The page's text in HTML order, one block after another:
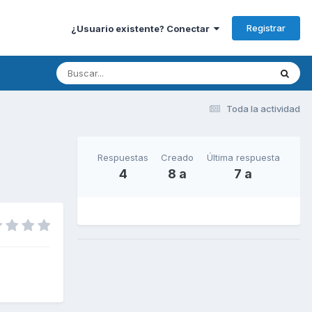
¿Usuario existente? Conectar Registrar
Toda la actividad
Respuestas
4
Creado
8 a
Última respuesta
7 a